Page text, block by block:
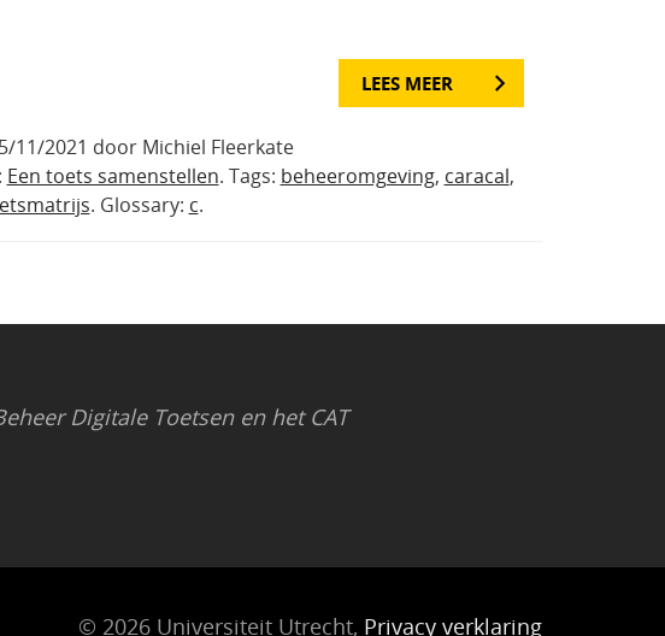
LEES MEER
11/2021 door Michiel Fleerkate
Een toets samenstellen. Tags: beheeromgeving, caracal,
. Glossary: c.
Digitale Toetsen en het CAT
© 2026 Universiteit Utrecht, Privacy verklaring